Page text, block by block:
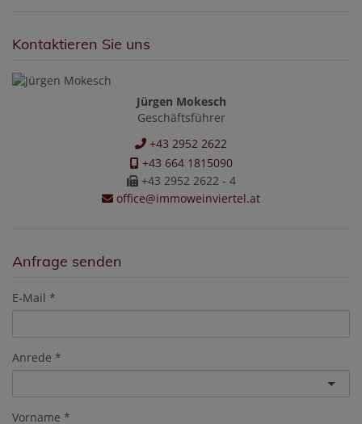
Kontaktieren Sie uns
Jürgen Mokesch
Geschäftsführer
+43 2952 2622
+43 664 1815090
+43 2952 2622 - 4
office@immoweinviertel.at
Anfrage senden
E-Mail
Anrede
Vorname